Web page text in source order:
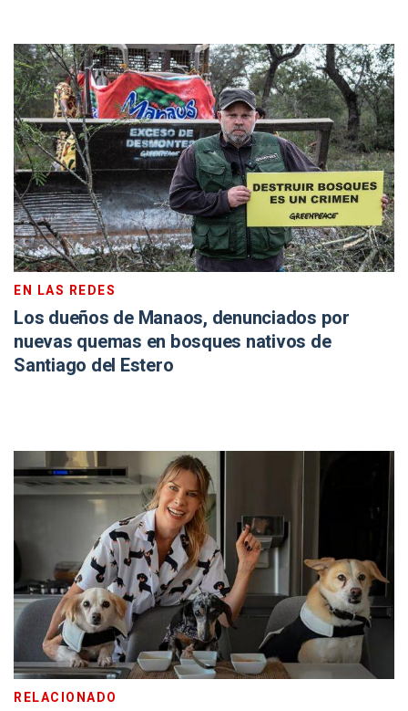
EN LAS REDES
Los dueños de Manaos, denunciados por
nuevas quemas en bosques nativos de
Santiago del Estero
RELACIONADO